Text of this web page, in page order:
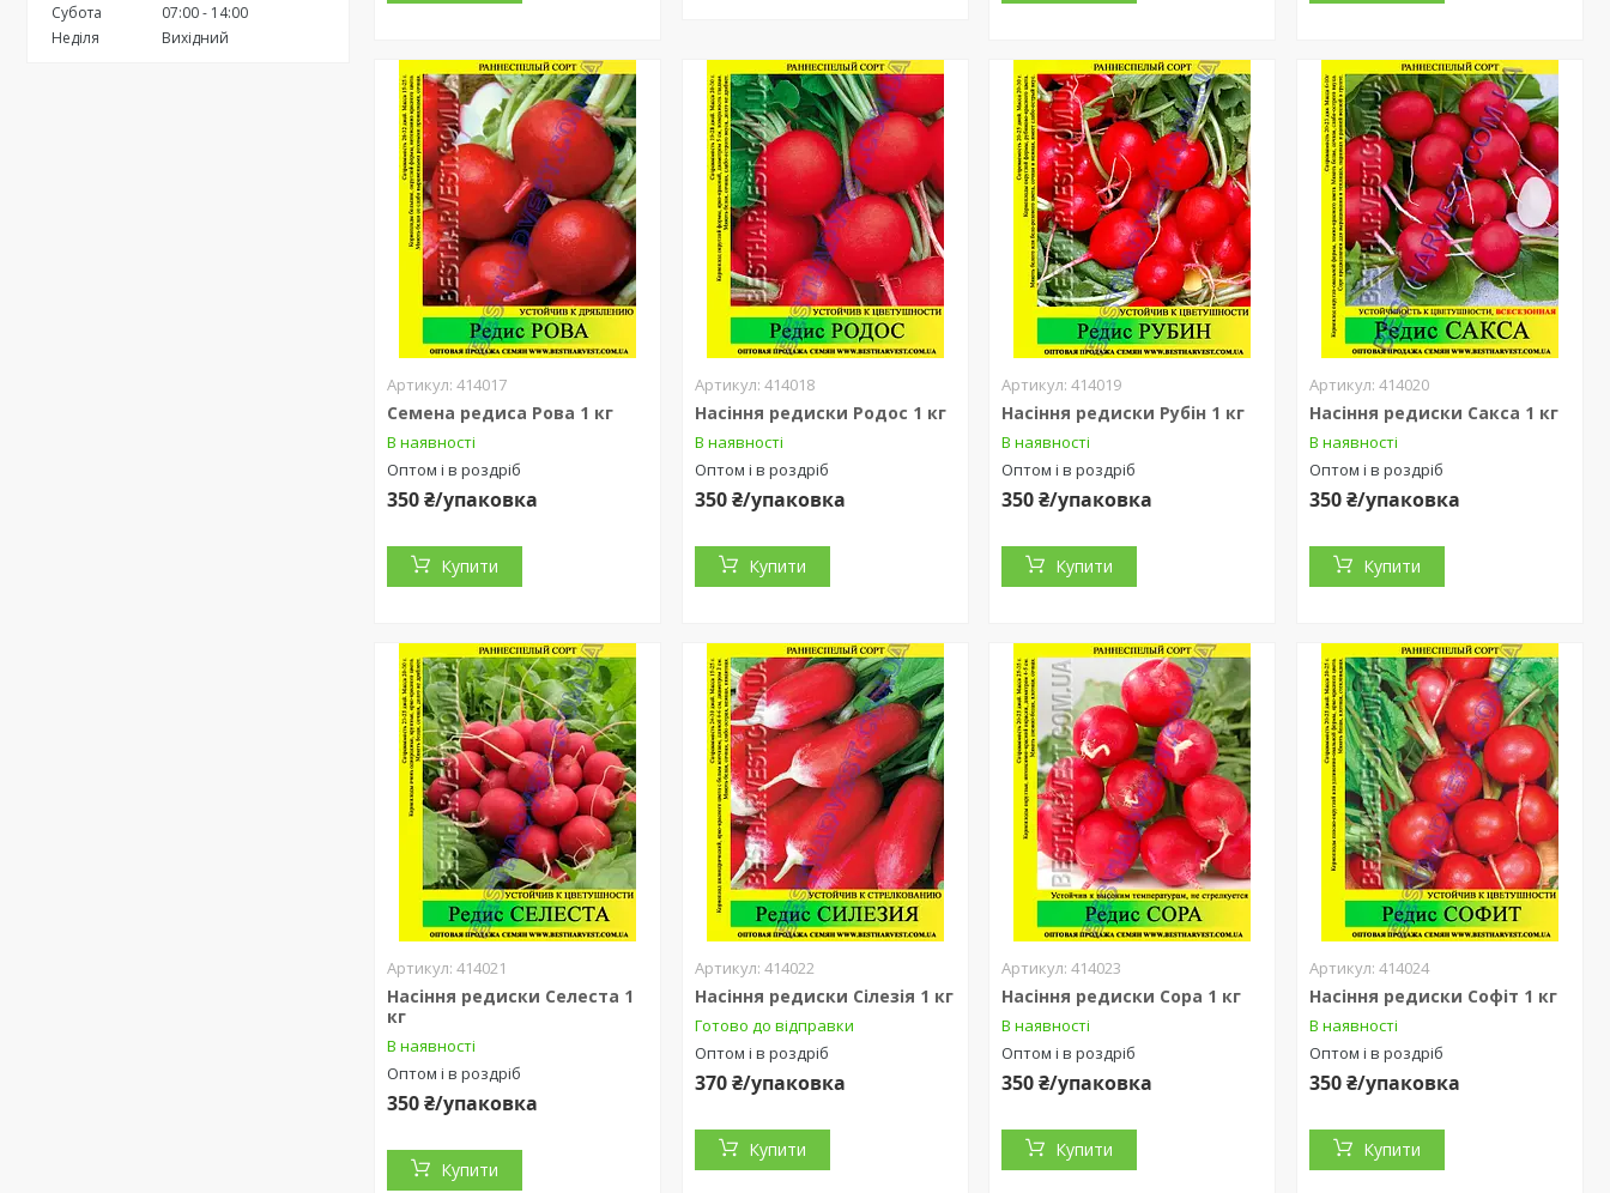
Субота
07:00
14:00
Неділя
Вихідний
414017
Семена редиса Рова 1 кг
В наявності
Оптом і в роздріб
350 ₴/упаковка
Купити
414018
Насіння редиски Родос 1 кг
В наявності
Оптом і в роздріб
350 ₴/упаковка
Купити
414019
Насіння редиски Рубін 1 кг
В наявності
Оптом і в роздріб
350 ₴/упаковка
Купити
414020
Насіння редиски Сакса 1 кг
В наявності
Оптом і в роздріб
350 ₴/упаковка
Купити
414021
Насіння редиски Селеста 1
кг
В наявності
Оптом і в роздріб
350 ₴/упаковка
Купити
414022
Насіння редиски Сілезія 1 кг
Готово до відправки
Оптом і в роздріб
370 ₴/упаковка
Купити
414023
Насіння редиски Сора 1 кг
В наявності
Оптом і в роздріб
350 ₴/упаковка
Купити
414024
Насіння редиски Софіт 1 кг
В наявності
Оптом і в роздріб
350 ₴/упаковка
Купити